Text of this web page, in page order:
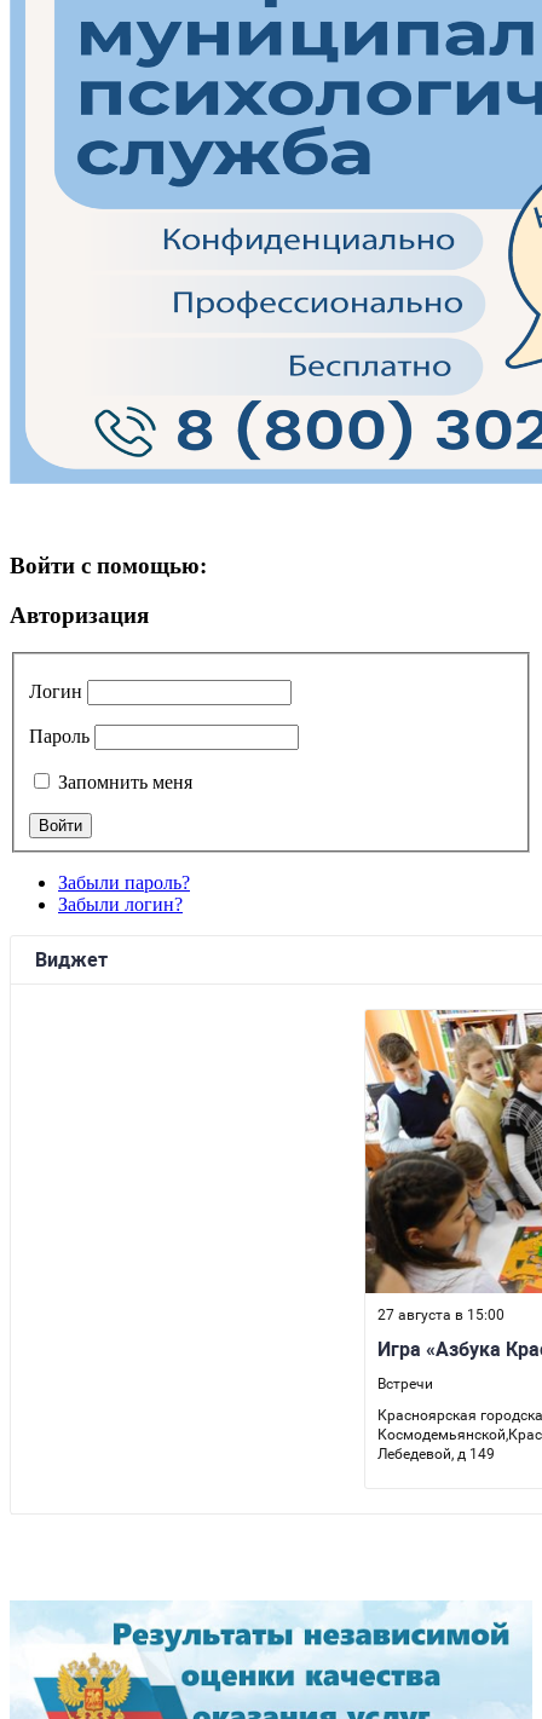
Войти с помощью:
Авторизация
Логин
Пароль
Запомнить меня
Забыли пароль?
Забыли логин?